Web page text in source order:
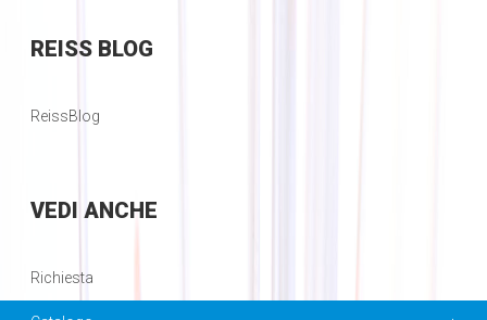
REISSBLOG
ReissBlog
VEDI ANCHE
Richiesta